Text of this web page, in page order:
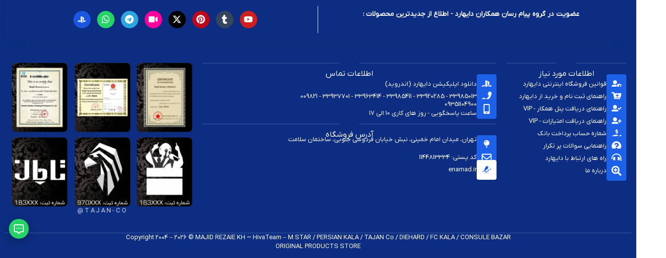
عضویت در گروه پیام رسان همکاران دایهارد - اطلاع از جدیدترین محصولات :
اطلاعات مورد نیاز
قوانین فروشگاه اینترنتی دایهارد
راهنمای ثبت نام و خرید از دایهارد
راهنمای دریافت پنل همکار - VIP
راهنمای دریافت امتیازات - VIP
شماره حساب پرداخت بانک
راهنمایی سوالات پر تکرار
راه های ارتباط با دایهارد
درباره ما
اطلاعات تماس
دانلود اپلیکیشن دایهارد (اندروید)
33985013 - 33920285 - 33985411 - 33963414 - 33937701 - 009821
09351104900
ساعت پاسخگویی - روز های کاری 10 الی 17
آدرس فروشگاه
تهران، میدان امام خمینی، نبش خیابان فردوسی جنوبی، ساختمان سلامت
کد پستی: 1144813334
enamad.ir
T A J A N - C O @
Copyright 2004 – 2026 © MAJID REZAIE KH ~ HivaTeam – M.STAR / PERSIAN KALA / TAJAN Co / DIEHARD / FC K​ALA / CONSULE BAZAR
ORIGINAL PRODUCTS​ STORE